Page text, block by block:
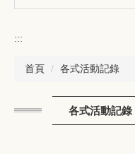
:::
首頁 各式活動記錄
各式活動記錄